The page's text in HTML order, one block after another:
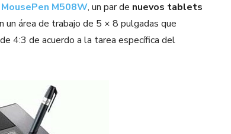
M508W, un par de nuevos tablets
un área de trabajo de 5 × 8 pulgadas que
4:3 de acuerdo a la tarea específica del